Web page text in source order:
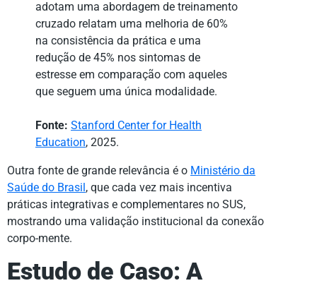
adotam uma abordagem de treinamento
cruzado relatam uma melhoria de 60%
na consistência da prática e uma
redução de 45% nos sintomas de
estresse em comparação com aqueles
que seguem uma única modalidade.
Fonte: Stanford Center for Health
Education, 2025.
Outra fonte de grande relevância é o Ministério da
Saúde do Brasil , que cada vez mais incentiva
práticas integrativas e complementares no SUS,
mostrando uma validação institucional da conexão
corpo-mente.
Estudo de Caso: A